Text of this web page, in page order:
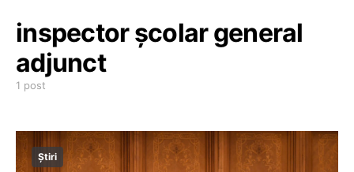
inspector școlar general
adjunct
1 post
Știri